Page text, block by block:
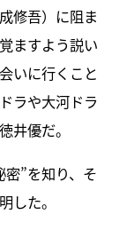
修吾）に阻ま
ますよう説い
いに行くこと
ラや大河ドラ
井優だ。
”を知り、そ
した。